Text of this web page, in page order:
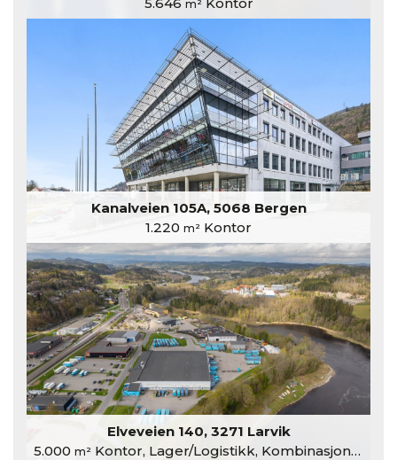
5.646 m²Kontor
Kanalveien 105A, 5068 Bergen
1.220 m² Kontor
Elveveien 140, 3271 Larvik
5.000 m²Kontor, Lager/Logistikk, Kombinasjonslokaler